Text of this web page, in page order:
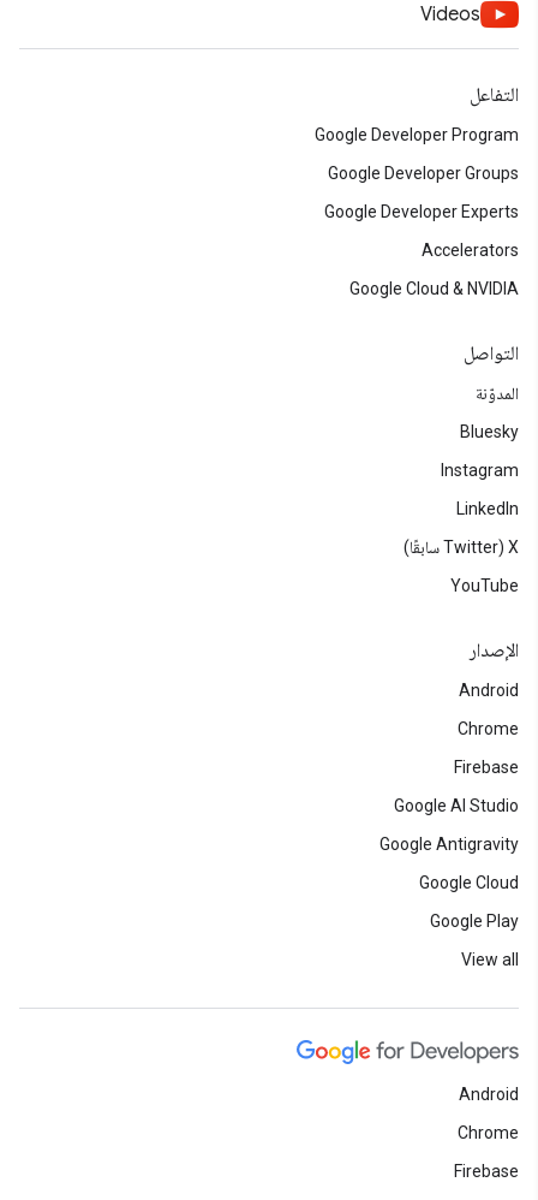
Videos
التفاعل
Google Developer Program
Google Developer Groups
Google Developer Experts
Accelerators
Google Cloud & NVIDIA
التواصل
المدوّنة
Bluesky
Instagram
LinkedIn
‫X ‏(Twitter سابقًا)
YouTube
الإصدار
Android
Chrome
Firebase
Google AI Studio
Google Antigravity
Google Cloud
Google Play
View all
Android
Chrome
Firebase